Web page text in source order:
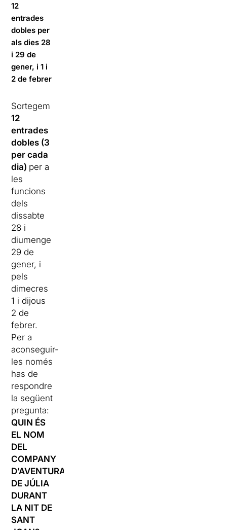
12
entrades
dobles per
als dies 28
i 29 de
gener, i 1 i
2 de febrer
Sortegem
12
entrades
dobles (3
per cada
dia) per a
les
funcions
dels
dissabte
28 i
diumenge
29 de
gener, i
pels
dimecres
1 i dijous
2 de
febrer.
Per a
aconseguir-
les només
has de
respondre
la següent
pregunta:
QUIN ÉS
EL NOM
DEL
COMPANY
D’AVENTURA
DE JÚLIA
DURANT
LA NIT DE
SANT